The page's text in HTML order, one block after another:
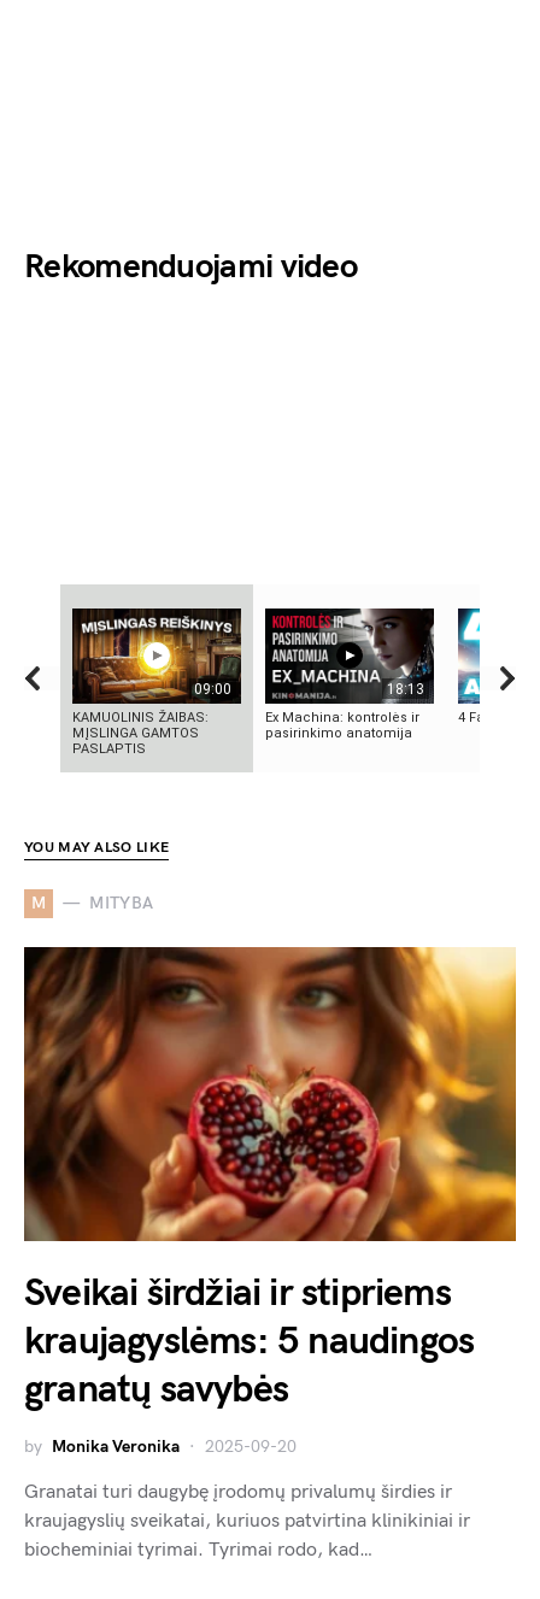
Rekomenduojami video
09:00
KAMUOLINIS ŽAIBAS:
MĮSLINGA GAMTOS
PASLAPTIS
18:13
Ex Machina: kontrolės ir
pasirinkimo anatomija
4 Faktai
YOU MAY ALSO LIKE
M MITYBA
Sveikai širdžiai ir stipriems
kraujagyslėms: 5 naudingos
granatų savybės
by Monika Veronika 2025-09-20
Granatai turi daugybę įrodomų privalumų širdies ir
kraujagyslių sveikatai, kuriuos patvirtina klinikiniai ir
biocheminiai tyrimai. Tyrimai rodo, kad…